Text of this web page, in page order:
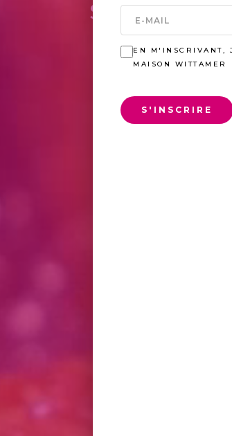
SAVOIR-
EN M'INSCRIVANT,
MAISON WITTAMER
S'INSCRIRE